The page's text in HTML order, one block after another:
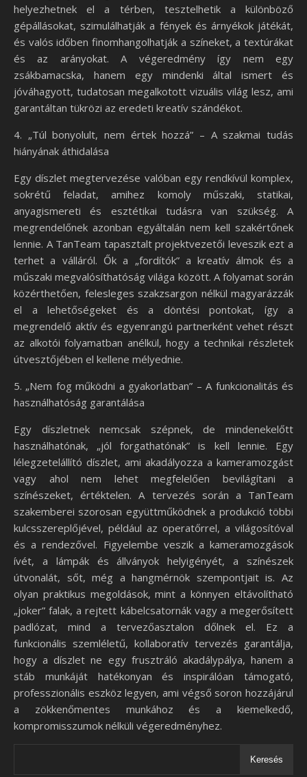
helyezhetnek el a térben, tesztelhetik a különböző
gépállásokat, szimulálhatják a fények és árnyékok játékát,
és valós időben finomhangolhatják a színeket, a textúrákat
és az arányokat. A végeredmény így nem egy
zsákbamacska, hanem egy mindenki által ismert és
jóváhagyott, tudatosan megalkotott vizuális világ lesz, ami
garantáltan tükrözi az eredeti kreatív szándékot.
4. „Túl bonyolult, nem értek hozzá” – A szakmai tudás
hiányának áthidalása
Egy díszlet megtervezése valóban egy rendkívül komplex,
sokrétű feladat, amihez komoly műszaki, statikai,
anyagismereti és esztétikai tudásra van szükség. A
megrendelőnek azonban egyáltalán nem kell szakértőnek
lennie. A TanTeam tapasztalt projektvezetői leveszik ezt a
terhet a válláról. Ők a „fordítók” a kreatív álmok és a
műszaki megvalósíthatóság világa között. A folyamat során
közérthetően, felesleges szakzsargon nélkül magyarázzák
el a lehetőségeket és a döntési pontokat, így a
megrendelő aktív és egyenrangú partnerként vehet részt
az alkotói folyamatban anélkül, hogy a technikai részletek
útvesztőjében el kellene mélyednie.
5. „Nem fog működni a gyakorlatban” – A funkcionalitás és
használhatóság garantálása
Egy díszletnek nemcsak szépnek, de mindenekelőtt
használhatónak, „jól forgathatónak” is kell lennie. Egy
lélegzetelállító díszlet, ami akadályozza a kameramozgást
vagy ahol nem lehet megfelelően bevilágítani a
színészeket, értéktelen. A tervezés során a TanTeam
szakemberei szorosan együttműködnek a produkció többi
kulcsszereplőjével, például az operatőrrel, a világosítóval
és a rendezővel. Figyelembe veszik a kameramozgások
ívét, a lámpák és állványok helyigényét, a színészek
útvonalát, sőt, még a hangmérnök szempontjait is. Az
olyan praktikus megoldások, mint a könnyen eltávolítható
„joker” falak, a rejtett kábelcsatornák vagy a megerősített
padlózat, mind a tervezőasztalon dőlnek el. Ez a
funkcionális szemléletű, kollaboratív tervezés garantálja,
hogy a díszlet ne egy frusztráló akadálypálya, hanem a
stáb munkáját hatékonyan és inspirálóan támogató,
professzionális eszköz legyen, ami végső soron hozzájárul
a zökkenőmentes munkához és a kiemelkedő,
kompromisszumok nélküli végeredményhez.
Keresés